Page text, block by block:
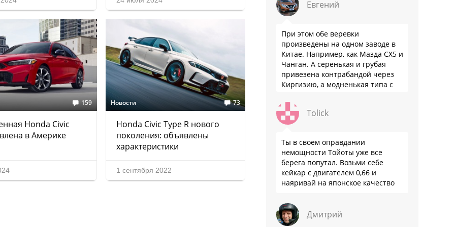
159
Honda Civic
в Америке
Новости 73
Honda Civic Type R нового
поколения: объявлены
характеристики
1 сентября 2022
Евгений
При этом обе веревки
произведены на одном заводе в
Китае. Например, как Мазда СХ5 и
Чанган. А серенькая и грубая
привезена контрабандой через
Киргизию, а модненькая типа с
Tolick
Ты в своем оправдании
немощности Тойоты уже все
берега попутал. Возьми себе
кейкар с двигателем 0,66 и
наяривай на японское качество
Дмитрий